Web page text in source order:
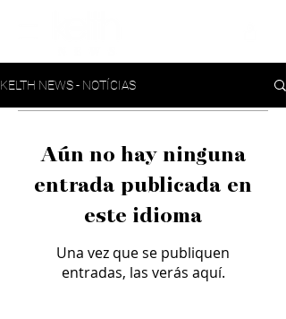
KELTH NEWS - NOTÍCIAS
Aún no hay ninguna
entrada publicada en
este idioma
Una vez que se publiquen
entradas, las verás aquí.